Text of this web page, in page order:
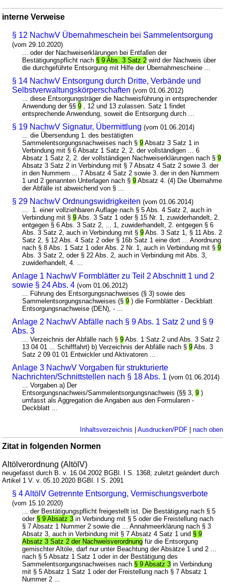
interne Verweise
§ 12 NachwV Übernahmeschein bei Sammelentsorgung
(vom 29.10.2020)
... oder der Nachweiserklärungen bei Entfallen der
Bestätigungspflicht nach § 9 Abs. 3 Satz 2 wird der Nachweis über
die durchgeführte Entsorgung mit Hilfe der Übernahmescheine ...
§ 14 NachwV Entsorgung durch Dritte, Verbände und
Selbstverwaltungskörperschaften (vom 01.06.2012)
... diese Entsorgungsträger die Nachweisführung in entsprechender
Anwendung der §§9 , 12 und 13 zulassen. Satz 1 findet
entsprechende Anwendung, soweit die Entsorgung durch ...
§ 19 NachwV Signatur, Übermittlung (vom 01.06.2014)
... die Übersendung 1. des bestätigten
Sammelentsorgungsnachweises nach §9 Absatz 3 Satz 1 in
Verbindung mit § 6 Absatz 1 Satz 2, 2. der vollständigen ... 6
Absatz 1 Satz 2, 2. der vollständigen Nachweiserklärungen nach §9
Absatz 3 Satz 2 in Verbindung mit § 7 Absatz 4 Satz 2 sowie 3. der
in den Nummern ... 7 Absatz 4 Satz 2 sowie 3. der in den Nummern
1 und 2 genannten Unterlagen nach §9 Absatz 4. (4) Die Übernahme
der Abfälle ist abweichend von § ...
§ 29 NachwV Ordnungswidrigkeiten (vom 01.06.2014)
... 1. einer vollziehbaren Auflage nach § 5 Abs. 4 Satz 2, auch in
Verbindung mit §9 Abs. 3 Satz 1 oder § 15 Nr. 1, zuwiderhandelt, 2.
entgegen § 6 Abs. 3 Satz 2, ... 1, zuwiderhandelt, 2. entgegen § 6
Abs. 3 Satz 2, auch in Verbindung mit §9 Abs. 3 Satz 1, § 11 Abs. 2
Satz 2, § 12 Abs. 4 Satz 2 oder § 16b Satz 1 eine dort ... Anordnung
nach § 8 Abs. 1 Satz 1 oder Abs. 2 Nr. 1, auch in Verbindung mit §9
Abs. 3 Satz 2, oder § 22 Abs. 2, auch in Verbindung mit Abs. 3,
zuwiderhandelt, 4. ...
Anlage 1 NachwV Formblätter zu Teil 2 Abschnitt 1 und 2
sowie § 24 Abs. 4 (vom 01.06.2012)
... Führung des Entsorgungsnachweises (§ 3) sowie des
Sammelentsorgungsnachweises (§9 ) die Formblätter - Deckblatt
Entsorgungsnachweise (DEN), - ...
Anlage 2 NachwV Abfälle nach § 9 Abs. 1 Satz 2 und § 9
Abs. 3
... Verzeichnis der Abfälle nach §9 Abs. 1 Satz 2 und Abs. 3 Satz 2
13 04 01 ... Schifffahrt) b) Verzeichnis der Abfälle nach §9 Abs. 3
Satz 2 09 01 01 Entwickler und Aktivatoren ...
Anlage 3 NachwV Vorgaben für strukturierte
Nachrichten/Schnittstellen nach § 18 Abs. 1 (vom 01.06.2014)
... Vorgaben a) Der
Entsorgungsnachweis/Sammelentsorgungsnachweis (§§ 3,9 )
umfasst als Aggregation die Angaben aus den Formularen -
Deckblatt ...
Inhaltsverzeichnis Ausdrucken/PDF| nach oben
Zitat in folgenden Normen
Altölverordnung (AltölV)
neugefasst durch B. v. 16.04.2002 BGBl. I S. 1368; zuletzt geändert durch
Artikel 1 V. v. 05.10.2020 BGBl. I S. 2091
§ 4 AltölV Getrennte Entsorgung, Vermischungsverbote
(vom 15.10.2020)
... der Bestätigungspflicht freigestellt ist. Die Bestätigung nach § 5
oder § 9 Absatz 3 in Verbindung mit § 5 oder die Freistellung nach
§ 7 Absatz 1 Nummer 2 sowie die ... Annahmeerklärung nach § 3
Absatz 3, auch in Verbindung mit § 7 Absatz 4 Satz 1 und § 9
Absatz 3 Satz 2 der Nachweisverordnung für die Entsorgung
gemischter Altöle, darf nur unter Beachtung der Absätze 1 und 2 ...
nach § 5 Absatz 1 Satz 1 oder in der Bestätigung des
Sammelentsorgungsnachweises nach § 9 Absatz 3 in Verbindung
mit § 5 Absatz 1 Satz 1 oder der Freistellung nach § 7 Absatz 1
Nummer 2 ...